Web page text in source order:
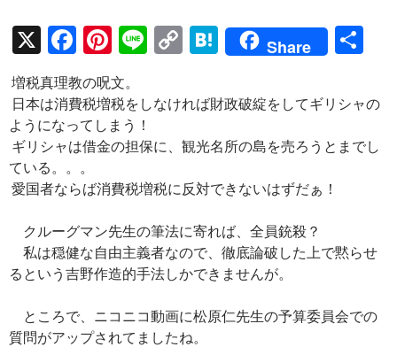
X
F
ac
e
b
o
o
Pi
nt
er
es
t
Li
e
C
p
Li
n
H
e
a
Share
増税真理教の呪文。
日本は消費税増税をしなければ財政破綻をしてギリシャの
ようになってしまう！
ギリシャは借金の担保に、観光名所の島を売ろうとまでし
ている。。。
愛国者ならば消費税増税に反対できないはずだぁ！
クルーグマン先生の筆法に寄れば、全員銃殺？
私は穏健な自由主義者なので、徹底論破した上で黙らせ
るという吉野作造的手法しかできませんが。
ところで、ニコニコ動画に松原仁先生の予算委員会での
質問がアップされてましたね。